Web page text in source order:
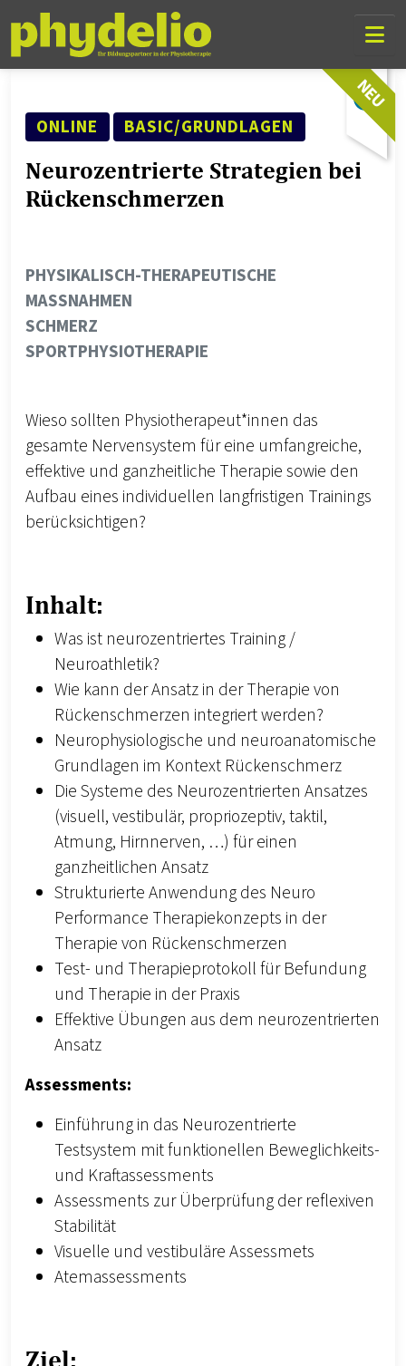
Skip LinksSkip to content
Skip to mobile navigation
Go to website search page
SEMINAR ART
ONLINE FORTSCHRITTSLEVEL
BASIC/GRUNDLAGEN
Neurozentrierte Strategien bei
Rückenschmerzen
THEMENGEBIET
PHYSIKALISCH-THERAPEUTISCHE
MASSNAHMEN
SCHMERZ
SPORTPHYSIOTHERAPIE
Wieso sollten Physiotherapeut*innen das
gesamte Nervensystem für eine umfangreiche,
effektive und ganzheitliche Therapie sowie den
Aufbau eines individuellen langfristigen Trainings
berücksichtigen?
Inhalt:
Was ist neurozentriertes Training /
Neuroathletik?
Wie kann der Ansatz in der Therapie von
Rückenschmerzen integriert werden?
Neurophysiologische und neuroanatomische
Grundlagen im Kontext Rückenschmerz
Die Systeme des Neurozentrierten Ansatzes
(visuell, vestibulär, propriozeptiv, taktil,
Atmung, Hirnnerven, …) für einen
ganzheitlichen Ansatz
Strukturierte Anwendung des Neuro
Performance Therapiekonzepts in der
Therapie von Rückenschmerzen
Test- und Therapieprotokoll für Befundung
und Therapie in der Praxis
Effektive Übungen aus dem neurozentrierten
Ansatz
Assessments:
Einführung in das Neurozentrierte
Testsystem mit funktionellen Beweglichkeits-
und Kraftassessments
Assessments zur Überprüfung der reflexiven
Stabilität
Visuelle und vestibuläre Assessmets
Atemassessments
Ziel:
NEU